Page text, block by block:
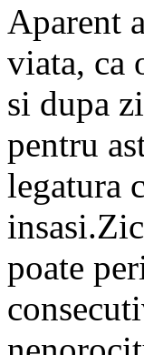
Aparent
viata, ca
si dupa
pentru
legatura
poate